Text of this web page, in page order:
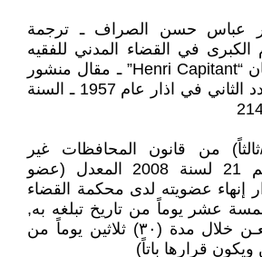
عباس حسن الصراف ـ ترجمة
الكبرى في القضاء المدني للفقيه
الفرنسي هنري كابيتان “Henri Capitant” ـ مقال منشور
في مجلة القضاء العدد الثاني في اذار عام 1957 ـ السنة
نص المادة (6/ثالثاً) من قانون المحافظات غير
المنتظمة بإقليم رقم 21 لسنة 2008 المعدل (عضو
إنهاء عضويته لدى محكمة القضاء
خلال (١٥) خمسة عشر يوماً من تاريخ تبلغه به,
وتبت المحكمة بالطعـن خلال مدة (٣٠) ثلاثين يوماً من
قرارها باتاً)